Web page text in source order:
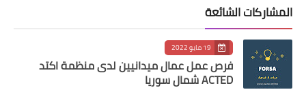
المشاركات الشائعة
19 مايو 2022
فرص عمل عمال ميدانيين لدى منظمة اكتد
ACTED شمال سوريا